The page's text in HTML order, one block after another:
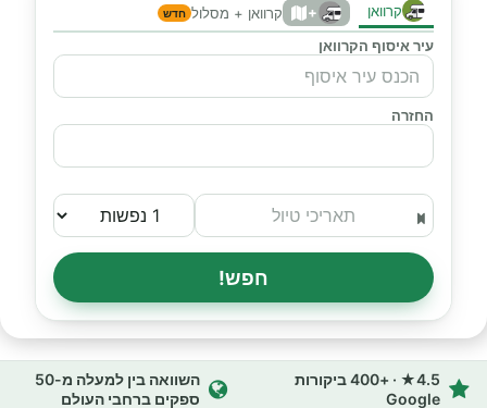
קרוואן + קרוואן + מסלול חדש
עיר איסוף הקרוואן
החזרה
חפש!
4.5★ · +400 ביקורות
Google
השוואה בין למעלה מ-50
ספקים ברחבי העולם